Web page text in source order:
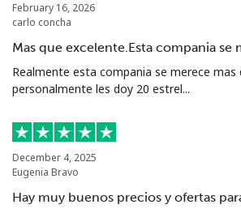
February 16, 2026
carlo concha
Mas que excelente.Esta compania se
Realmente esta compania se merece mas
personalmente les doy 20 estrel...
December 4, 2025
Eugenia Bravo
Hay muy buenos precios y ofertas